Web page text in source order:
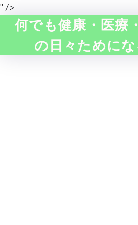
" />
何でも健康・医療
の日々ために